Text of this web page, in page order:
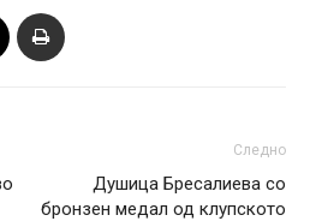
Следно
Душица Бресалиева со
бронзен медал од клупското